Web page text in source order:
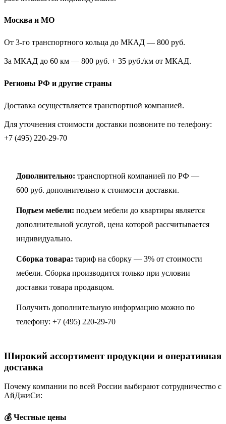
Москва и МО
От 3-го транспортного кольца до МКАД — 800 руб.
За МКАД до 60 км — 800 руб. + 35 руб./км от МКАД.
Регионы РФ и другие страны
Доставка осуществляется транспортной компанией.
Для уточнения стоимости доставки позвоните по телефону:
+7 (495) 220-29-70
Дополнительно: транспортной компанией по РФ —
600 руб. дополнительно к стоимости доставки.
Подъем мебели: подъем мебели до квартиры является
дополнительной услугой, цена которой рассчитывается
индивидуально.
Сборка товара: тариф на сборку — 3% от стоимости
мебели. Сборка производится только при условии
доставки товара продавцом.
Получить дополнительную информацию можно по
телефону: +7 (495) 220-29-70
Широкий ассортимент продукции и оперативная
доставка
Почему компании по всей России выбирают сотрудничество с
АйДжиСи:
💰 Честные цены